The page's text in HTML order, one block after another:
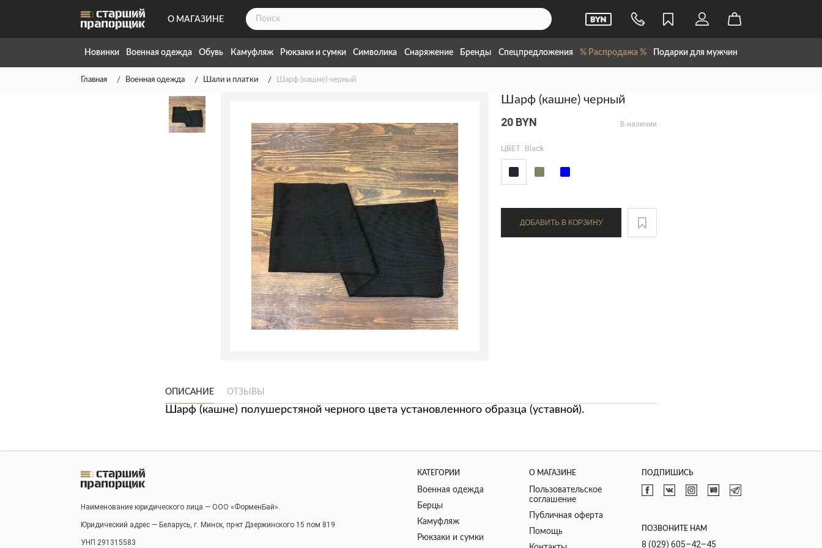
О МАГАЗИНЕ
ДОСТАВКА
НАПИСАТЬ НАМ
ТАБЛИЦА РАЗМЕРОВ
Новинки Военная одежда Обувь Камуфляж Рюкзаки и сумки Символика Снаряжение Бренды Спецпредложения % Распродажа % Подарки для мужчин
Главная Военная одежда Шали и платки Шарф (кашне) черный
Шарф (кашне) черный
20 BYN В наличии
ЦВЕТ: Black
ДОБАВИТЬ В КОРЗИНУ
ОПИСАНИЕ ОТЗЫВЫ
Шарф (кашне) полушерстяной черного цвета установленного образца (уставной).
Наименование юридического лица — ООО «ФорменБай».
Юридический адрес — Беларусь, г. Минск, пр-кт Дзержинского 15 пом 819
УНП 291315583
КАТЕГОРИИ
Военная одежда
Берцы
Камуфляж
Рюкзаки и сумки
О МАГАЗИНЕ
Пользовательское
соглашение
Публичная оферта
Помощь
ПОДПИШИСЬ
ПОЗВОНИТЕ НАМ
8 (029) 605–42–45